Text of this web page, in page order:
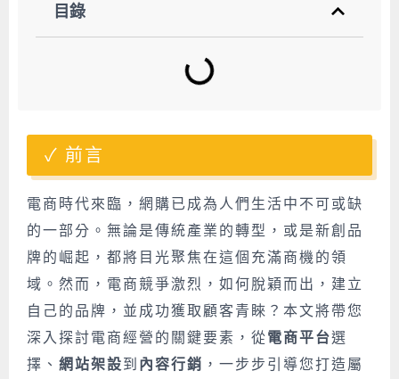
目錄
前言
電商時代來臨，網購已成為人們生活中不可或缺
的一部分。無論是傳統產業的轉型，或是新創品
牌的崛起，都將目光聚焦在這個充滿商機的領
域。然而，電商競爭激烈，如何脫穎而出，建立
自己的品牌，並成功獲取顧客青睞？本文將帶您
深入探討電商經營的關鍵要素，從電商平台選
擇、 網站架設到 內容行銷 ，一步步引導您打造屬